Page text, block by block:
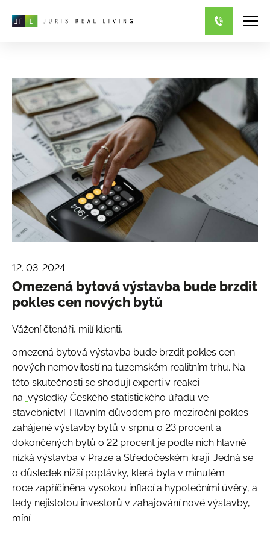
12. 03. 2024
Omezená bytová výstavba bude brzdit
pokles cen nových bytů
Vážení čtenáři, milí klienti,
omezená bytová výstavba bude brzdit pokles cen
nových nemovitostí na tuzemském realitním trhu. Na
této skutečnosti se shodují experti v reakci
na výsledky Českého statistického úřadu ve
stavebnictví. Hlavním důvodem pro meziroční pokles
zahájené výstavby bytů v srpnu o 23 procent a
dokončených bytů o 22 procent je podle nich hlavně
nízká výstavba v Praze a Středočeském kraji. Jedná se
o důsledek nižší poptávky, která byla v minulém
roce zapříčiněna vysokou inflací a hypotečními úvěry, a
tedy nejistotou investorů v zahajování nové výstavby,
míní.